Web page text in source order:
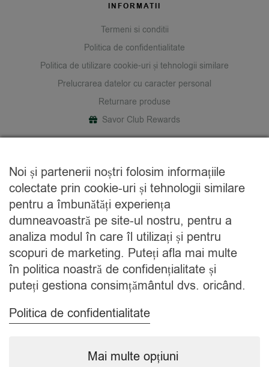
INFORMATII
Termeni si conditii
Politica de confidentialitate
Politica de utilizare cookie-uri și tehnologii similare
Prelucrarea datelor cu caracter personal
Returnare produse
Savor Club Rewards
Cine suntem
Blog
Contact
CATEGORII
Condimente
Mixuri
Ceaiuri
Noi și partenerii noștri folosim informațiile
colectate prin cookie-uri și tehnologii similare
pentru a îmbunătăți experiența
dumneavoastră pe site-ul nostru, pentru a
analiza modul în care îl utilizați și pentru
scopuri de marketing. Puteți afla mai multe
în politica noastră de confidențialitate și
puteți gestiona consimțământul dvs. oricând.
Politica de confidentialitate
Mai multe opțiuni